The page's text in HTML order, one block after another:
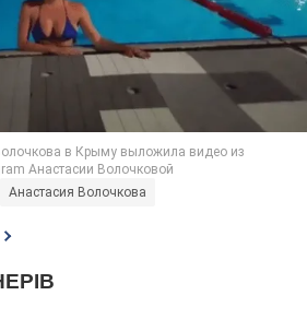
Анастасия Волочкова